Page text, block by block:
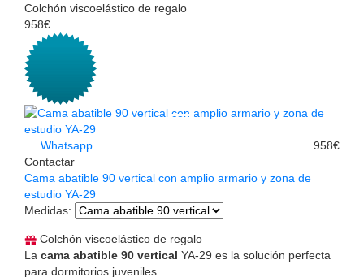
Colchón viscoelástico de regalo
958€
Whatsapp
Contactar
958€
Cama abatible 90 vertical con amplio armario y zona de
estudio YA-29
Medidas:
Colchón viscoelástico de regalo
La cama abatible 90 vertical YA-29 es la solución perfecta
para dormitorios juveniles.